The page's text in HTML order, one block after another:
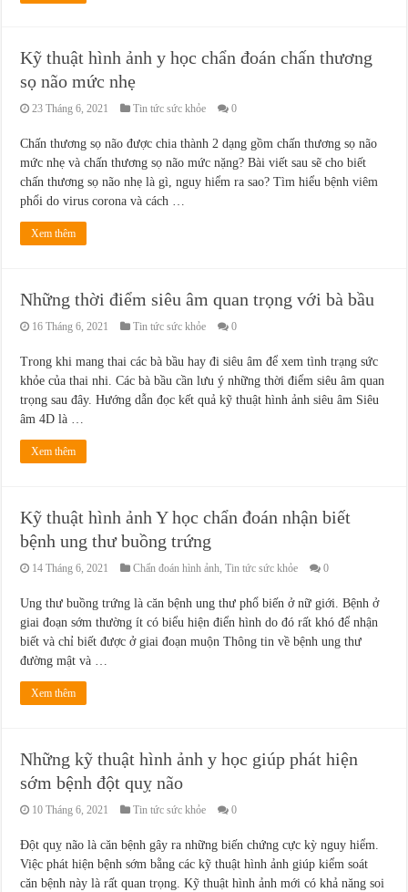
Kỹ thuật hình ảnh y học chẩn đoán chấn thương
sọ não mức nhẹ
23 Tháng 6, 2021 Tin tức sức khỏe 0
Chấn thương sọ não được chia thành 2 dạng gồm chấn thương sọ não
mức nhẹ và chấn thương sọ não mức nặng? Bài viết sau sẽ cho biết
chấn thương sọ não nhẹ là gì, nguy hiểm ra sao? Tìm hiểu bệnh viêm
phổi do virus corona và cách …
Xem thêm
Những thời điểm siêu âm quan trọng với bà bầu
16 Tháng 6, 2021 Tin tức sức khỏe 0
Trong khi mang thai các bà bầu hay đi siêu âm để xem tình trạng sức
khỏe của thai nhi. Các bà bầu cần lưu ý những thời điểm siêu âm quan
trọng sau đây. Hướng dẫn đọc kết quả kỹ thuật hình ảnh siêu âm Siêu
âm 4D là …
Xem thêm
Kỹ thuật hình ảnh Y học chẩn đoán nhận biết
bệnh ung thư buồng trứng
14 Tháng 6, 2021 Chẩn đoán hình ảnh,Tin tức sức khỏe 0
Ung thư buồng trứng là căn bệnh ung thư phổ biến ở nữ giới. Bệnh ở
giai đoạn sớm thường ít có biểu hiện điển hình do đó rất khó để nhận
biết và chỉ biết được ở giai đoạn muộn Thông tin về bệnh ung thư
đường mật và …
Xem thêm
Những kỹ thuật hình ảnh y học giúp phát hiện
sớm bệnh đột quỵ não
10 Tháng 6, 2021 Tin tức sức khỏe 0
Đột quỵ não là căn bệnh gây ra những biến chứng cực kỳ nguy hiểm.
Việc phát hiện bệnh sớm bằng các kỹ thuật hình ảnh giúp kiểm soát
căn bệnh này là rất quan trọng. Kỹ thuật hình ảnh mới có khả năng soi